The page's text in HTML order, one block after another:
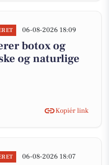
06-08-2026 18:09
botox og
og naturlige
Kopiér link
06-08-2026 18:07